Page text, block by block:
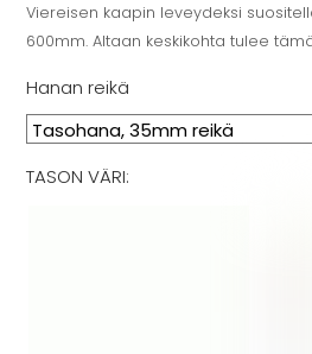
Viereisen kaapin leveydeksi
600mm. Altaan keskikohta tulee
Hanan reikä
TASON VÄRI: